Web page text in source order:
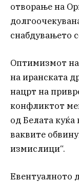
отворање на
снабдувањето
Оптимизмот на
на иранската
нацрт на
конфликтот
од Белата
ваквите
измислици“.
Евентуалното